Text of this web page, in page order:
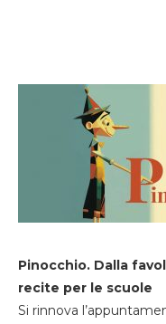
Pinocchio. Dalla
recite per le scuole
Si rinnova